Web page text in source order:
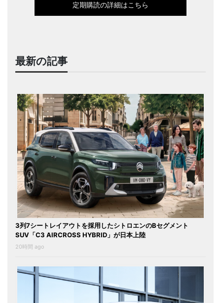
定期購読の詳細はこちら
最新の記事
3列7シートレイアウトを採用したシトロエンのBセグメント
SUV「C3 AIRCROSS HYBRID」が日本上陸
20時間 ago